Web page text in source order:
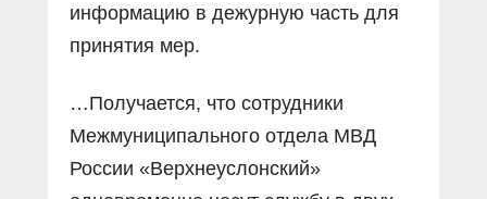
информацию в дежурную часть для
принятия мер.
…Получается, что сотрудники
Межмуниципального отдела МВД
России «Верхнеуслонский»